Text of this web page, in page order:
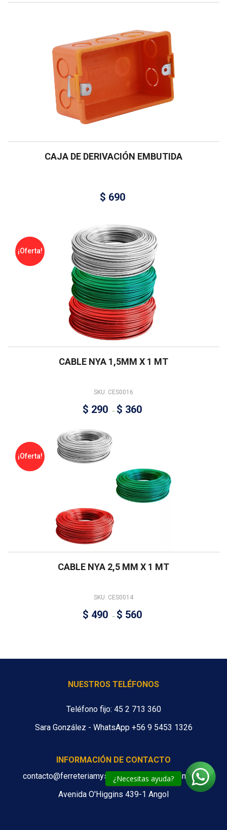
¿Necesitas ayuda?
CAJA DE DERIVACIÓN EMBUTIDA
$ 690
¡Oferta!
CABLE NYA 1,5MM X 1 MT
SKU: CES0016
$ 290 – $ 360
¡Oferta!
CABLE NYA 2,5 MM X 1 MT
SKU: CES0014
$ 490 – $ 560
NUESTROS TELÉFONOS
Teléfono fijo: 45 2 713 360
Sara González - WhatsApp +56 9 5453 1326
INFORMACIÓN DE CONTACTO
contacto@ferreteriamys.cl ventas@ferreteriamys.cl
Avenida O'Higgins 439-1 Angol